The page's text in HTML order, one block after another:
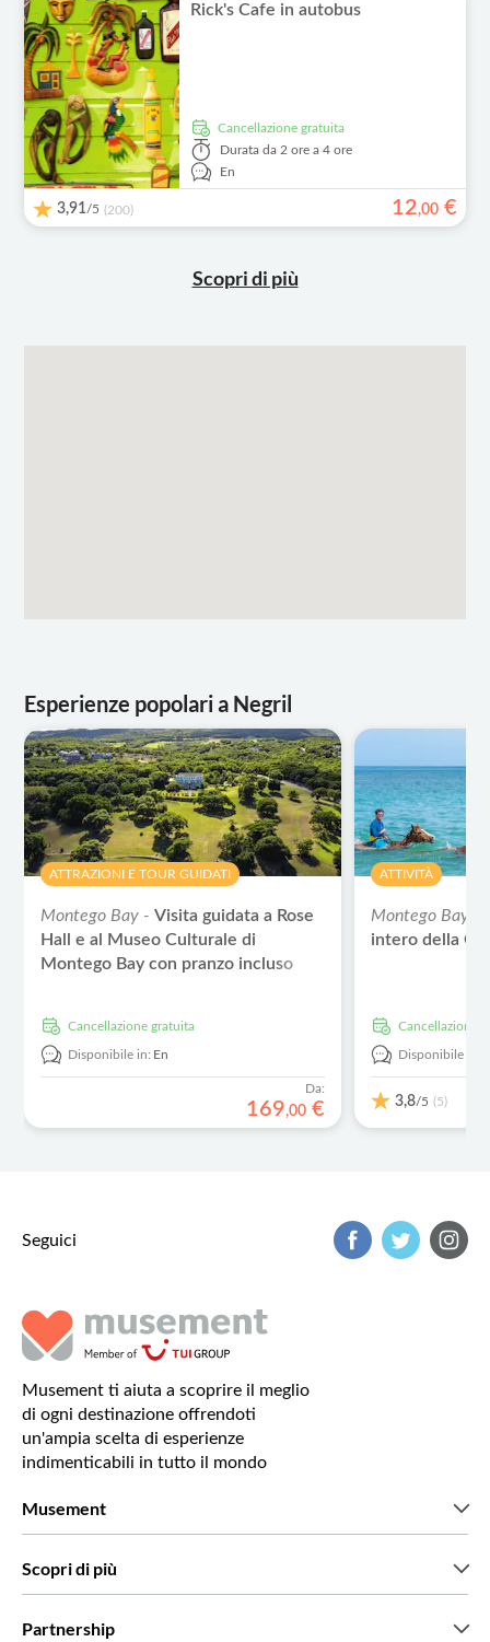
Rick's Cafe in autobus
Cancellazione gratuita
Durata da 2 ore a 4 ore
En
3,91/5 (200) 12,00 €
Scopri di più
Esperienze popolari a Negril
ATTRAZIONI E TOUR GUIDATI
Montego Bay -Visita guidata a Rose
Hall e al Museo Culturale di
Montego Bay con pranzo incluso
Cancellazione gratuita
Disponibile in: En
Da:
169,00 €
ATTIVITÀ
Montego Bay -
intero della
Cancellazione
Disponibile in:
3,8/5 (5)
Seguici
Musement ti aiuta a scoprire il meglio
di ogni destinazione offrendoti
un'ampia scelta di esperienze
indimenticabili in tutto il mondo
Musement
Scopri di più
Partnership